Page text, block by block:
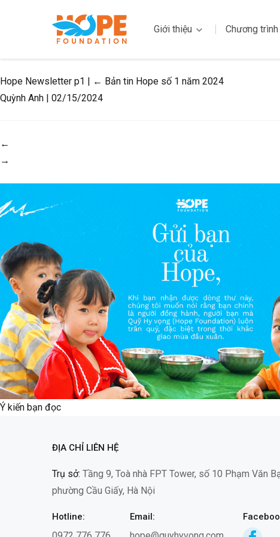
Giới thiệu Chương trình
Hope Newsletter p1 | ← Bản tin Hope số 1 năm 2024
Quỳnh Anh | 02/15/2024
←
→
Ý kiến bạn đọc
ĐỊA CHỈ LIÊN HỆ
Trụ sở: Tầng 9, Toà nhà FPT Tower, số 10 Phạm Văn
phường Cầu Giấy, Hà Nội
Hotline: Email: